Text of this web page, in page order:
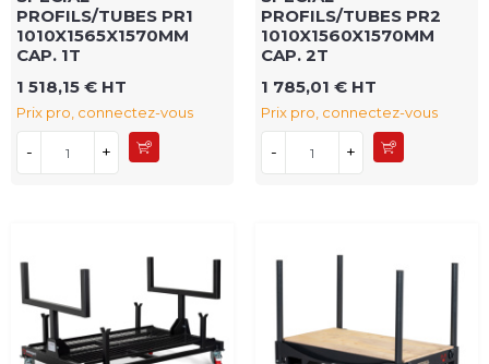
PROFILS/TUBES PR1
1010X1565X1570MM
CAP. 1T
1 518,15 € HT
Prix pro, connectez-vous
- +
PROFILS/TUBES PR2
1010X1560X1570MM
CAP. 2T
1 785,01 € HT
Prix pro, connectez-vous
- +